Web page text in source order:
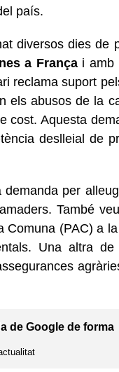
país.
diversos dies de
a Françai amb
reclama suport
els abusos de la
cost. Aquesta
deslleial de
per
També
(PAC) a
Una altra
de Google de forma